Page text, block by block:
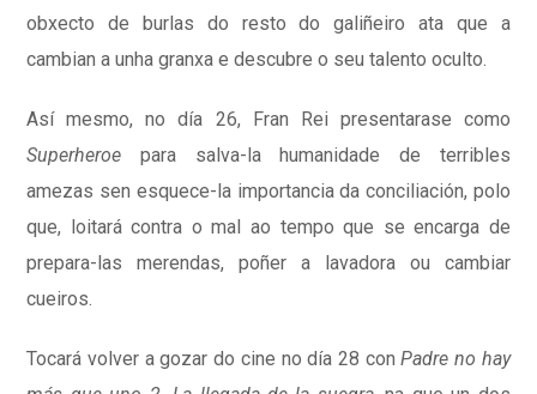
obxecto de burlas do resto do galiñeiro ata que a
cambian a unha granxa e descubre o seu talento oculto.
Así mesmo, no día 26, Fran Rei presentarase como
Superheroepara salva-la humanidade de terribles
amezas sen esquece-la importancia da conciliación, polo
que, loitará contra o mal ao tempo que se encarga de
prepara-las merendas, poñer a lavadora ou cambiar
cueiros.
Tocará volver a gozar do cine no día 28 conPadre no hay